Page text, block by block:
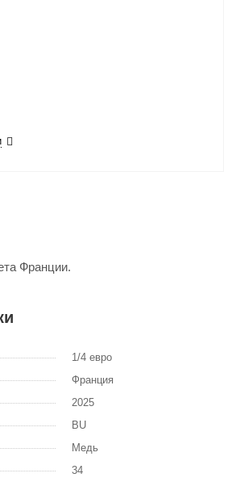
Франции.
1/4 евро
Франция
2025
BU
Медь
34